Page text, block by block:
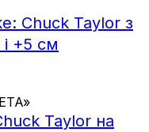
Chuck Taylor з
+5 см
Taylor на